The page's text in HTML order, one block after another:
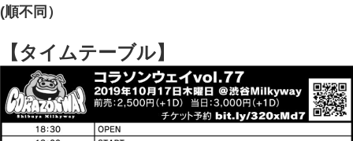
(順不同）
【タイムテーブル】